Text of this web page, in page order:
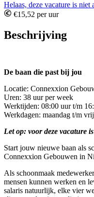
Helaas, deze vacature is niet
€15,52 per uur
Beschrijving
De baan die past bij jou
Locatie: Connexxion
Uren: 38 uur per week
Werktijden: 08:00 uur t/m
Werkdagen: maandag t/m
Let op: voor deze vacature
Start jouw nieuwe baan als
Connexxion Gebouwen in
Als schoonmaak
mensen kunnen werken en
salaris natuurlijk, elke vier